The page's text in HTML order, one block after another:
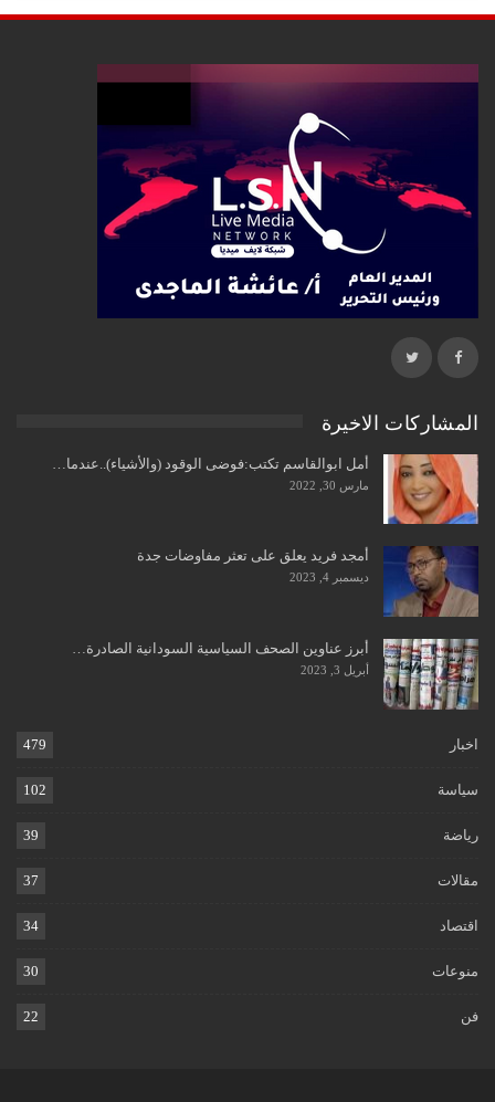
المشاركات الاخيرة
أمل ابوالقاسم تكتب:فوضى الوقود (والأشياء)..عندما…
مارس 30, 2022
أمجد فريد يعلق على تعثر مفاوضات جدة
ديسمبر 4, 2023
أبرز عناوين الصحف السياسية السودانية الصادرة…
أبريل 3, 2023
اخبار 479
سياسة 102
رياضة 39
مقالات 37
اقتصاد 34
منوعات 30
فن 22